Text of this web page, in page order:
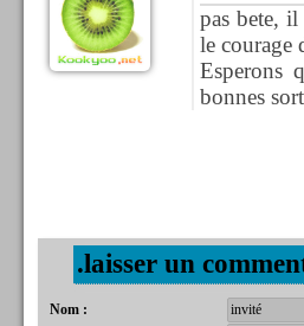
pas bete,
le courage
Esperons
bonnes
.laisser un
Nom :